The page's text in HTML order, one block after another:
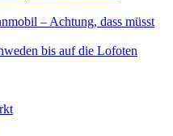
– Achtung, dass müsst
bis auf die Lofoten